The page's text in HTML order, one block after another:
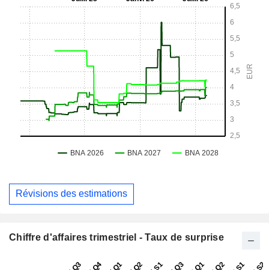
Révisions des estimations
Chiffre d'affaires trimestriel - Taux de surprise